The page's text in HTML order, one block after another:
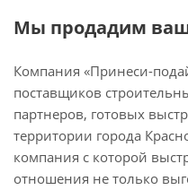
Мы продадим
Компания «Принеси-
поставщиков
партнеров, готовых
территории города
компания с которой
отношения не только